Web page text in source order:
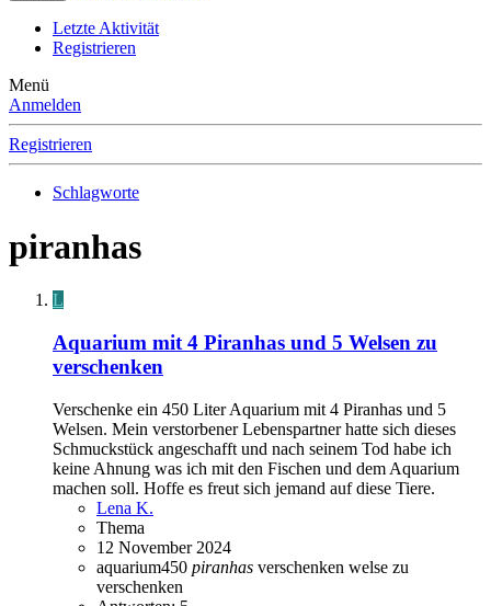
Letzte Aktivität
Registrieren
Menü
Anmelden
Registrieren
Schlagworte
piranhas
L
Aquarium mit 4 Piranhas und 5 Welsen zu
verschenken
Verschenke ein 450 Liter Aquarium mit 4 Piranhas und 5
Welsen. Mein verstorbener Lebenspartner hatte sich dieses
Schmuckstück angeschafft und nach seinem Tod habe ich
keine Ahnung was ich mit den Fischen und dem Aquarium
machen soll. Hoffe es freut sich jemand auf diese Tiere.
Lena K.
Thema
12 November 2024
aquarium450 piranhas verschenken welse zu
verschenken